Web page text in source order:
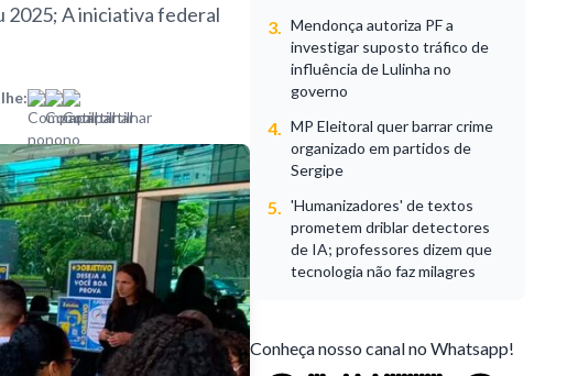
2025; A iniciativa federal
3.
Mendonça autoriza PF a
investigar suposto tráfico de
influência de Lulinha no
governo
4.
MP Eleitoral quer barrar crime
organizado em partidos de
Sergipe
5.
'Humanizadores' de textos
prometem driblar detectores
de IA; professores dizem que
tecnologia não faz milagres
Conheça nosso canal no Whatsapp!